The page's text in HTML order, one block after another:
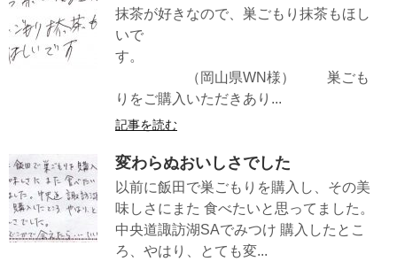
抹茶が好きなので、巣ごもり抹茶もほし
いで
す。
（岡山県WN様） 巣ごも
りをご購入いただきあり...
記事を読む
変わらぬおいしさでした
以前に飯田で巣ごもりを購入し、その美
味しさにまた 食べたいと思ってました。
中央道諏訪湖SAでみつけ 購入したとこ
ろ、やはり、とても変...